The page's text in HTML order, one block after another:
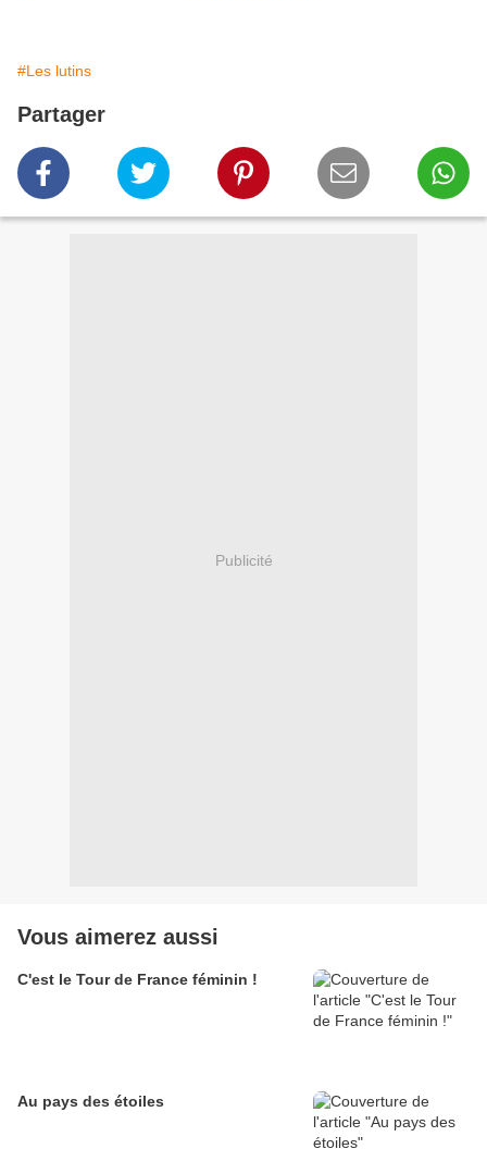
#Les lutins
Partager
Publicité
Vous aimerez aussi
C'est le Tour de France féminin !
Au pays des étoiles